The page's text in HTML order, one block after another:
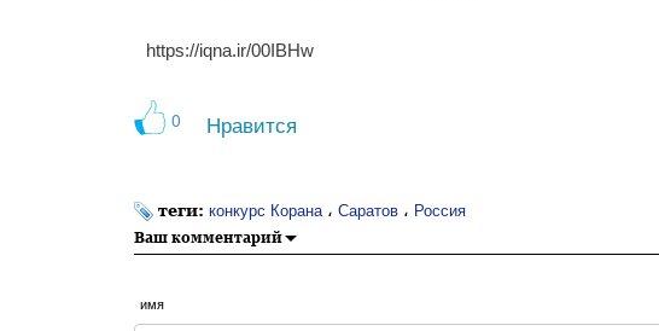
https://iqna.ir/00IBHw
0 Нравится
теги: конкурс Корана ، Саратов ، Россия
Ваш комментарий
имя